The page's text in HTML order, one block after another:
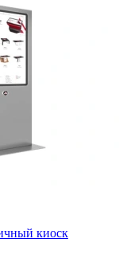
киоск